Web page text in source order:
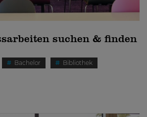
suchen & finden
Bachelor
Bibliothek